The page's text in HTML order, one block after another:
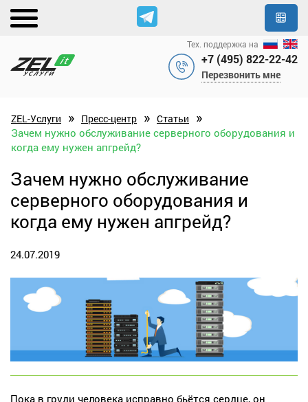
+7 (495) 822-22-42
Перезвонить мне
Тех. поддержка на
ZEL-Услуги » Пресс-центр » Статьи »
Зачем нужно обслуживание серверного оборудования и
когда ему нужен апгрейд?
Зачем нужно обслуживание
серверного оборудования и
когда ему нужен апгрейд?
24.07.2019
Пока в груди человека исправно бьётся сердце, он